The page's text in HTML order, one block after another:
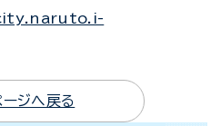
ジへ戻る